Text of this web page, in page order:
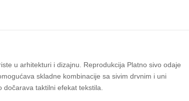
u arhitekturi i dizajnu. Reprodukcija Platno sivo odaje
skladne kombinacije sa sivim drvnim i uni
taktilni efekat tekstila.